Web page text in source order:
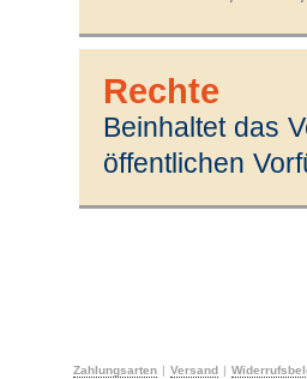
Rechte
Beinhaltet das
öffentlichen
Zahlungsarten | Versand |